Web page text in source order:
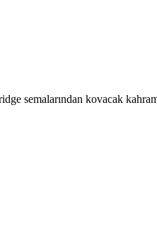
semalarından kovacak